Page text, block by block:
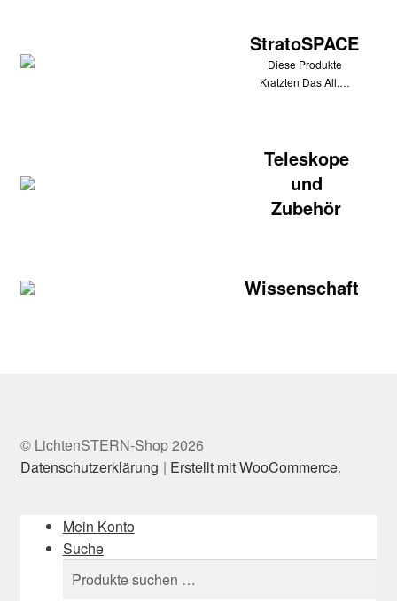
StratoSPACE
Diese Produkte
Kratzten Das All.…
Teleskope
und
Zubehör
Wissenschaft
© LichtenSTERN-Shop 2026
Datenschutzerklärung
Erstellt mit WooCommerce.
Mein Konto
Suche
Suchen
nach:
Suchen